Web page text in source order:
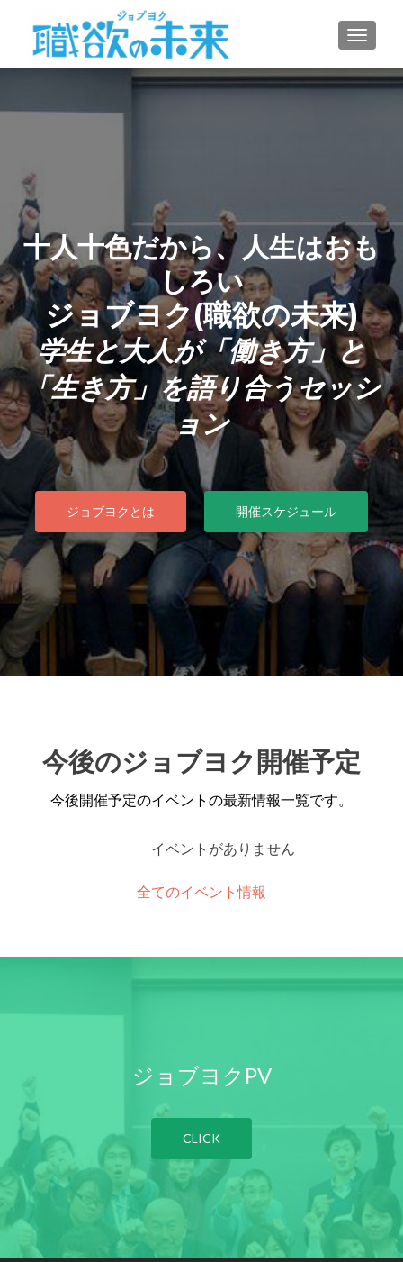
ナビゲ
十人十色だから、人生はおも
しろい
ジョブヨク(職欲の未来)
学生と大人が「働き方」と
「生き方」を語り合うセッシ
ョン
ジョブヨクとは 開催スケジュール
今後のジョブヨク開催予定
今後開催予定のイベントの最新情報一覧です。
イベントがありません
全てのイベント情報
ジョブヨクPV
CLICK